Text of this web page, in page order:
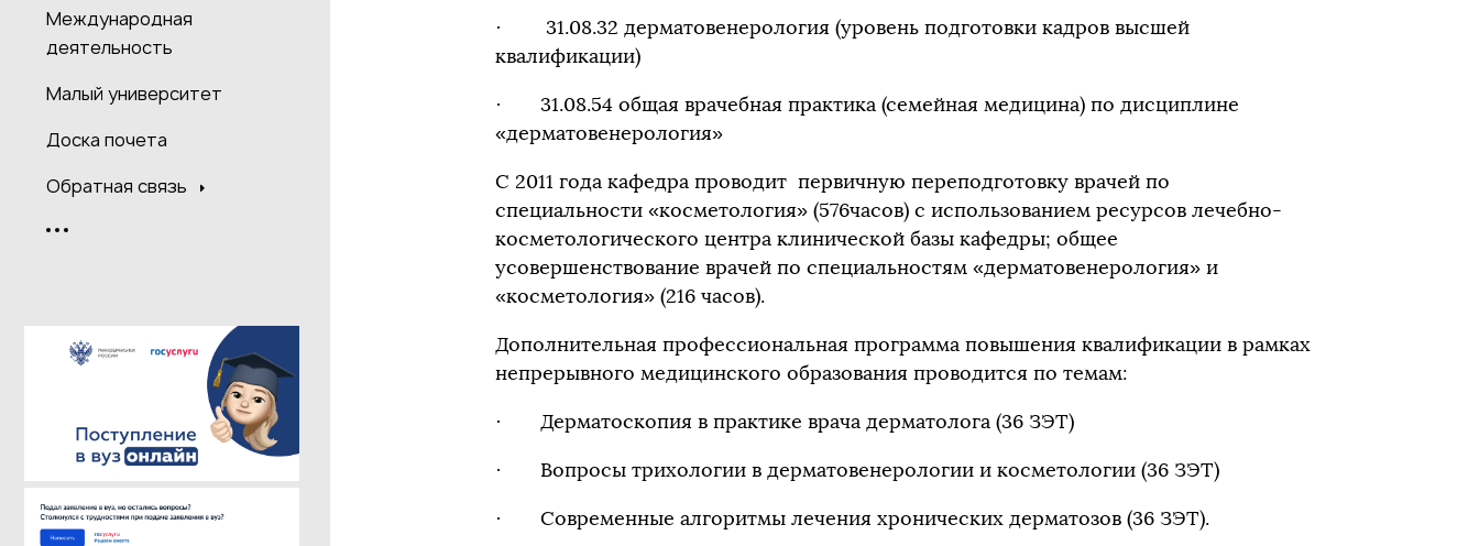
Международная
деятельность
Малый университет
Доска почета
Обратная связь
· 31.08.32 дерматовенерология (уровень подготовки кадров высшей
квалификации)
· 31.08.54 общая врачебная практика (семейная медицина) по дисциплине
«дерматовенерология»
С 2011 года кафедра проводит первичную переподготовку врачей по
специальности «косметология» (576часов) с использованием ресурсов лечебно-
косметологического центра клинической базы кафедры; общее
усовершенствование врачей по специальностям «дерматовенерология» и
«косметология» (216 часов).
Дополнительная профессиональная программа повышения квалификации в рамках
непрерывного медицинского образования проводится по темам:
· Дерматоскопия в практике врача дерматолога (36 ЗЭТ)
· Вопросы трихологии в дерматовенерологии и косметологии (36 ЗЭТ)
· Современные алгоритмы лечения хронических дерматозов (36 ЗЭТ).